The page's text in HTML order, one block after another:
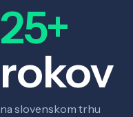
25+
rokov
na slovenskom trhu